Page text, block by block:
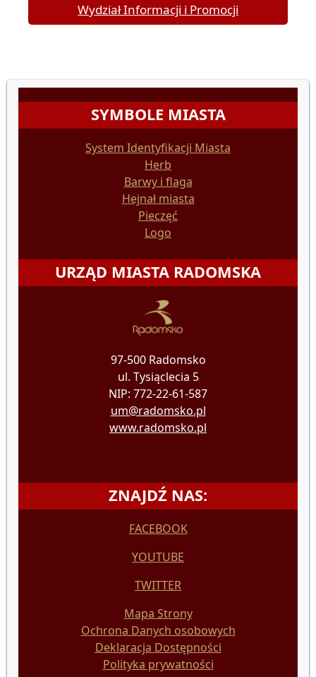
Wydział Informacji i Promocji
SYMBOLE MIASTA
System Identyfikacji Miasta
Herb
Barwy i flaga
Hejnał miasta
Pieczęć
Logo
URZĄD MIASTA RADOMSKA
97-500 Radomsko
ul. Tysiąclecia 5
NIP: 772-22-61-587
um@radomsko.pl
www.radomsko.pl
ZNAJDŹ NAS:
FACEBOOK
YOUTUBE
TWITTER
Mapa Strony
Ochrona Danych osobowych
Deklaracja Dostępności
Polityka prywatności